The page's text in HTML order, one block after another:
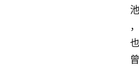
池
，
也
曾